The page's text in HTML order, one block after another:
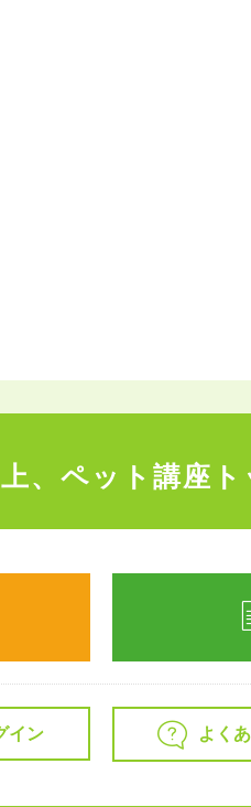
、 ペット講座ト
イン よく